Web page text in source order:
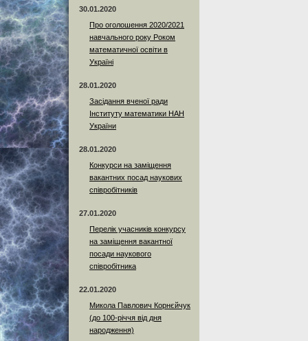
30.01.2020
Про оголошення 2020/2021
навчального року Роком
математичної освіти в
Україні
28.01.2020
Засідання вченої ради
Інституту математики НАН
України
28.01.2020
Конкурси на заміщення
вакантних посад наукових
співробітників
27.01.2020
Перелік учасників конкурсу
на заміщення вакантної
посади наукового
співробітника
22.01.2020
Микола Павлович Корнєйчук
(до 100-річчя від дня
народження)